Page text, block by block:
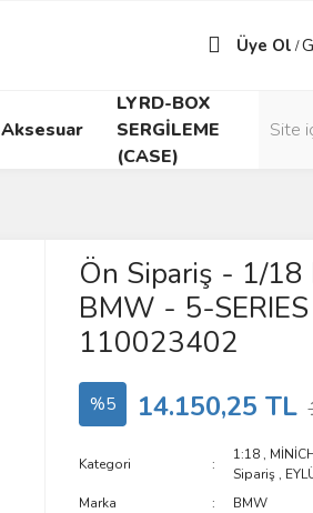
Üye Ol /
Aksesuar
LYRD-BOX
SERGİLEME
(CASE)
Ön Sipariş - 1/18
BMW - 5-
110023402
%5 14.150,25 TL
Kategori
1:18 ,
Sipariş ,
Marka
BMW